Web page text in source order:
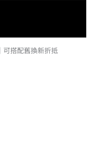
可搭配舊換新折抵